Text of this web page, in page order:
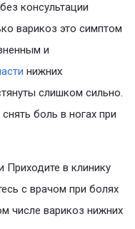
консультации
варикоз это симптом
и
нижних
слишком сильно.
боль в ногах при
в клинику
с врачом при болях
числе варикоз нижних